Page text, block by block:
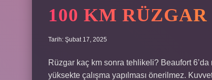
100 KM
Tarih: Şubat 17, 2025
Rüzgar kaç km sonra tehlikeli? Beaufort
yüksekte çalışma yapılması önerilmez.